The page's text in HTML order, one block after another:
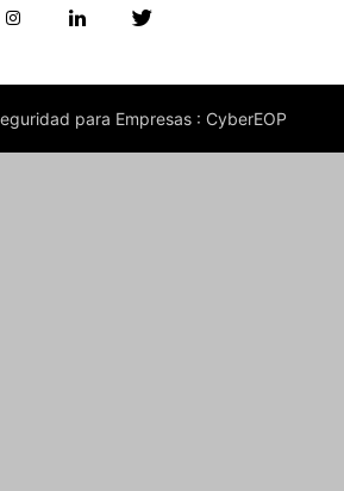
para Empresas : CyberEOP